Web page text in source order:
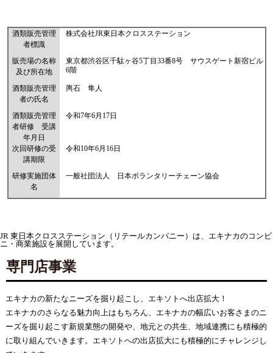
酒類販売管理
者標識
株式会社JR東日本クロスステーション
販売場の名称
及び所在地
東京都渋谷区千駄ヶ谷5丁目33番8号 サウスゲート新宿ビル
6階
酒類販売管理
者の氏名
輿石 隼人
酒類販売管理
者研修 受講
年月日
令和7年6月17日
次回研修の受
講期限
令和10年6月16日
研修実施団体
名
一般社団法人 日本ボランタリーチェーン協会
JR 東日本クロスステーション（リテールカンパニー）は、エキナカのコンビ
ニ・商業施設を展開しています。
専門店事業
エキナカの新たなニーズを掘り起こし、エキソトへ出店拡大！
エキナカのさらなる魅力向上はもちろん、エキナカの幅広いお客さまのニ
ーズを掘り起こす新規業態の開発や、地元との共生、地域連携にも積極的
に取り組んでいきます。エキソトへの出店拡大にも積極的にチャレンジし